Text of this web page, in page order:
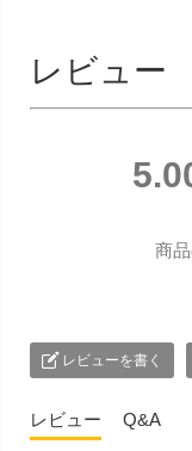
レビュー
商
レビューを書く
レビュー Q&A